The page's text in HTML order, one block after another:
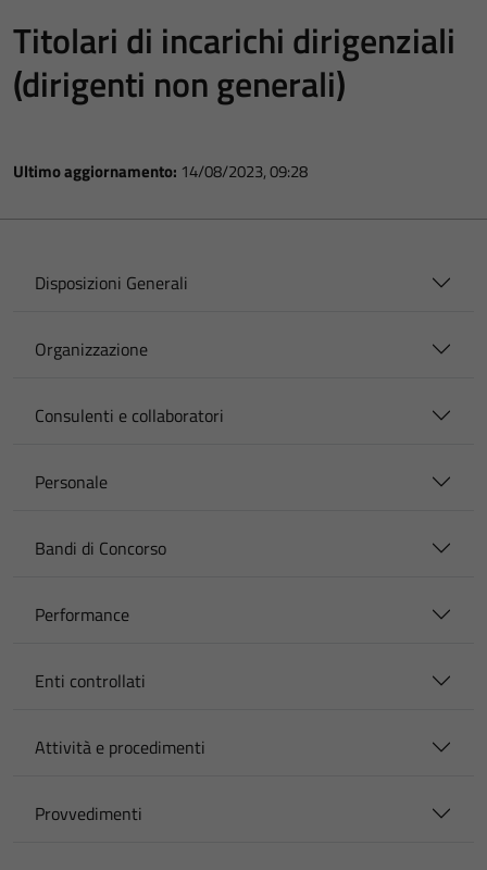
Titolari di incarichi dirigenziali
(dirigenti non generali)
Ultimo aggiornamento: 14/08/2023, 09:28
Disposizioni Generali
Organizzazione
Consulenti e collaboratori
Personale
Bandi di Concorso
Performance
Enti controllati
Attività e procedimenti
Provvedimenti